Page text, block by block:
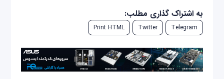
به اشتراک گذاری مطلب:
Telegram
Twitter
Print HTML